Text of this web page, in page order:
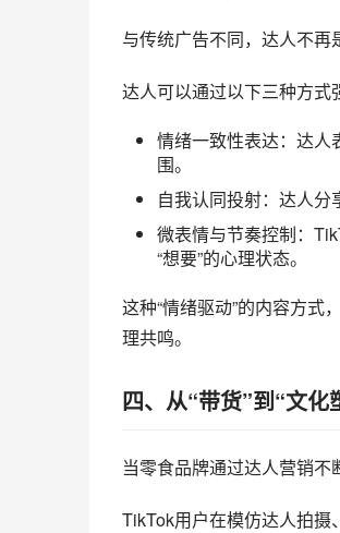
与传统广告不同，达人不再
达人可以通过以下三种方式
情绪一致性表达：达人
围。
自我认同投射：达人分
微表情与节奏控制：
“想要”的心理状态。
这种“情绪驱动”的内容方式
理共鸣。
四、从“带货”到“文
当零食品牌通过达人营销不
TikTok用户在模仿达人拍摄